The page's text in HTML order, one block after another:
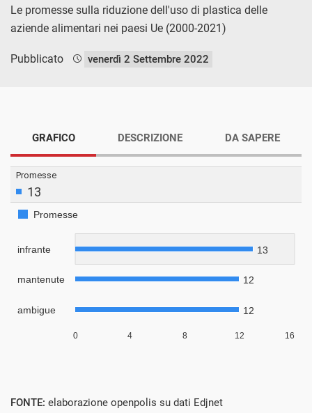
Le promesse sulla riduzione dell'uso di plastica delle
aziende alimentari nei paesi Ue (2000-2021)
Pubblicato venerdì 2 Settembre 2022
GRAFICO DESCRIZIONE DA SAPERE
FONTE: elaborazione openpolis su dati Edjnet